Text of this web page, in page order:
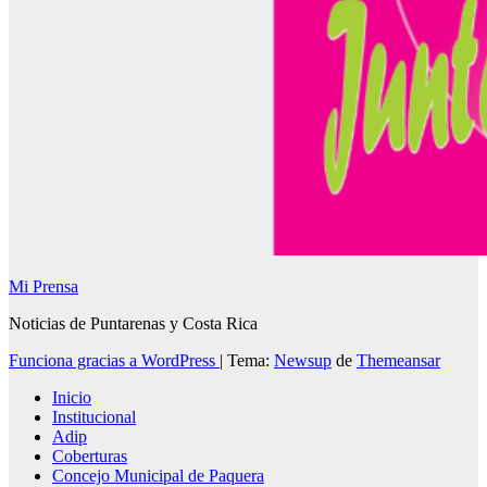
Mi Prensa
Noticias de Puntarenas y Costa Rica
Funciona gracias a WordPress | Tema: Newsup de Themeansar
Inicio
Institucional
Adip
Coberturas
Concejo Municipal de Paquera